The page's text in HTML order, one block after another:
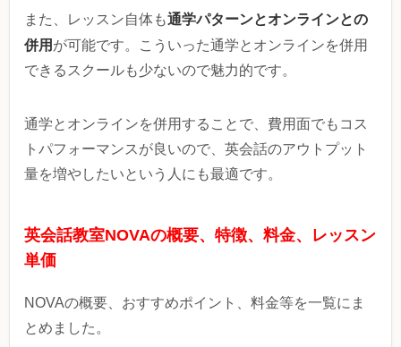
また、レッスン自体も通学パターンとオンラインとの
併用が可能です。こういった通学とオンラインを併用
できるスクールも少ないので魅力的です。
通学とオンラインを併用することで、費用面でもコス
トパフォーマンスが良いので、英会話のアウトプット
量を増やしたいという人にも最適です。
英会話教室NOVAの概要、特徴、料金、レッスン
単価
NOVAの概要、おすすめポイント、料金等を一覧にま
とめました。